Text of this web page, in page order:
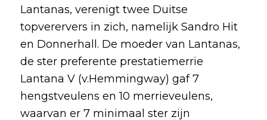
Lantanas, verenigt twee Duitse
topverervers in zich, namelijk Sandro Hit
en Donnerhall. De moeder van Lantanas,
de ster preferente prestatiemerrie
Lantana V (v.Hemmingway) gaf 7
hengstveulens en 10 merrieveulens,
waarvan er 7 minimaal ster zijn